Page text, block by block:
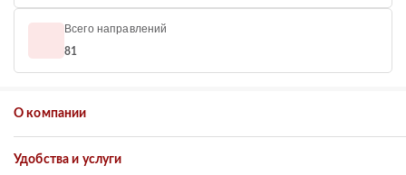
Всего направлений
81
О компании
Удобства и услуги